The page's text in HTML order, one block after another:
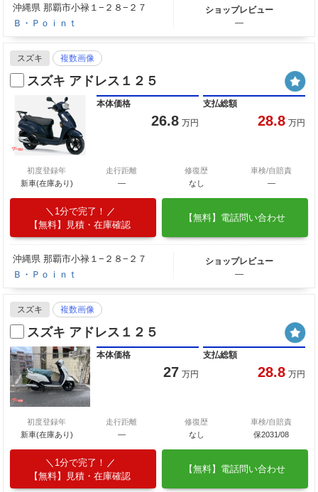
沖縄県 那覇市小禄１−２８−２７
Ｂ・Ｐｏｉｎｔ
ショップレビュー
―
スズキ 複数画像
スズキ アドレス１２５
本体価格
26.8 万円
支払総額
28.8 万円
初度登録年
新車(在庫あり)
走行距離
―
修復歴
なし
車検/自賠責
―
1分で完了！
【無料】見積・在庫確認
【無料】電話問い合わせ
沖縄県 那覇市小禄１−２８−２７
Ｂ・Ｐｏｉｎｔ
ショップレビュー
―
スズキ 複数画像
スズキ アドレス１２５
本体価格
27 万円
支払総額
28.8 万円
初度登録年
新車(在庫あり)
走行距離
―
修復歴
なし
車検/自賠責
保2031/08
1分で完了！
【無料】見積・在庫確認
【無料】電話問い合わせ